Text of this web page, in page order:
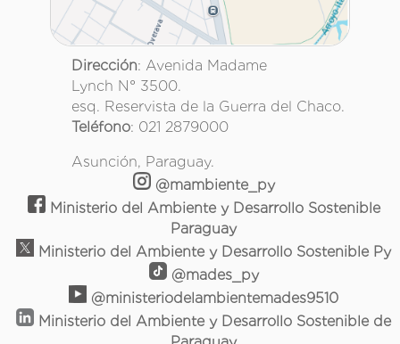
Dirección: Avenida Madame
Lynch N° 3500.
esq. Reservista de la Guerra del Chaco.
Teléfono: 021 2879000
Asunción, Paraguay.
@mambiente_py
Ministerio del Ambiente y Desarrollo Sostenible
Paraguay
Ministerio del Ambiente y Desarrollo Sostenible Py
@mades_py
@ministeriodelambientemades9510
Ministerio del Ambiente y Desarrollo Sostenible de